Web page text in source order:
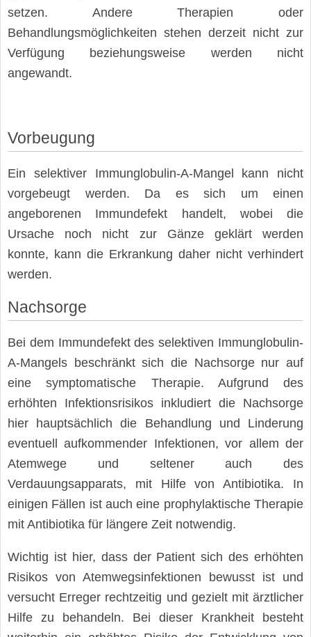
setzen. Andere Therapien oder
Behandlungsmöglichkeiten stehen derzeit nicht zur
Verfügung beziehungsweise werden nicht
angewandt.
Vorbeugung
Ein selektiver Immunglobulin-A-Mangel kann nicht
vorgebeugt werden. Da es sich um einen
angeborenen Immundefekt handelt, wobei die
Ursache noch nicht zur Gänze geklärt werden
konnte, kann die Erkrankung daher nicht verhindert
werden.
Nachsorge
Bei dem Immundefekt des selektiven Immunglobulin-
A-Mangels beschränkt sich die Nachsorge nur auf
eine symptomatische Therapie. Aufgrund des
erhöhten Infektionsrisikos inkludiert die Nachsorge
hier hauptsächlich die Behandlung und Linderung
eventuell aufkommender Infektionen, vor allem der
Atemwege und seltener auch des
Verdauungsapparats, mit Hilfe von Antibiotika. In
einigen Fällen ist auch eine prophylaktische Therapie
mit Antibiotika für längere Zeit notwendig.
Wichtig ist hier, dass der Patient sich des erhöhten
Risikos von Atemwegsinfektionen bewusst ist und
versucht Erreger rechtzeitig und gezielt mit ärztlicher
Hilfe zu behandeln. Bei dieser Krankheit besteht